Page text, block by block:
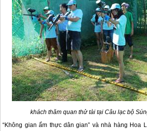
khách thăm quan thử tài tại Câu lạc bộ
“Không gian ẩm thực dân gian” và nhà hàng Hoa